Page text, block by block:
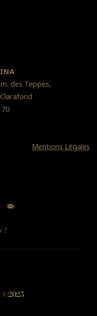
des Teppes,
Mentions Légales
!
©2025